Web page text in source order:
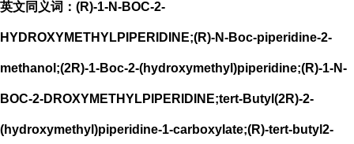
英文同义词：(R)-1-N-BOC-2-
HYDROXYMETHYLPIPERIDINE;(R)-N-Boc-piperidine-2-
methanol;(2R)-1-Boc-2-(hydroxymethyl)piperidine;(R)-1-N-
BOC-2-DROXYMETHYLPIPERIDINE;tert-Butyl(2R)-2-
(hydroxymethyl)piperidine-1-carboxylate;(R)-tert-butyl2-